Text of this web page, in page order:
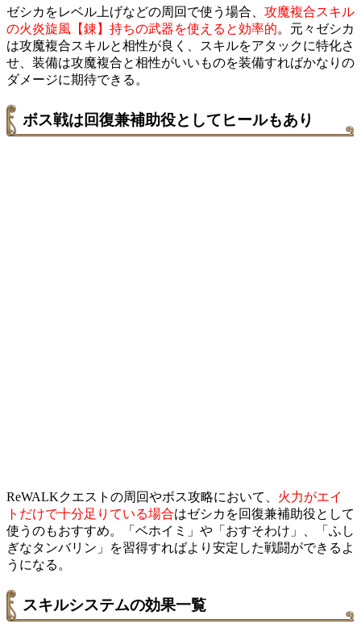
ゼシカをレベル上げなどの周回で使う場合、 攻魔複合スキル
の火炎旋風【錬】持ちの武器を使えると効率的。元々ゼシカ
は攻魔複合スキルと相性が良く、スキルをアタックに特化さ
せ、装備は攻魔複合と相性がいいものを装備すればかなりの
ダメージに期待できる。
ボス戦は回復兼補助役としてヒールもあり
ReWALKクエストの周回やボス攻略において、 火力がエイ
トだけで十分足りている場合はゼシカを回復兼補助役として
使うのもおすすめ。「ベホイミ」や「おすそわけ」、「ふし
ぎなタンバリン」を習得すればより安定した戦闘ができるよ
うになる。
スキルシステムの効果一覧